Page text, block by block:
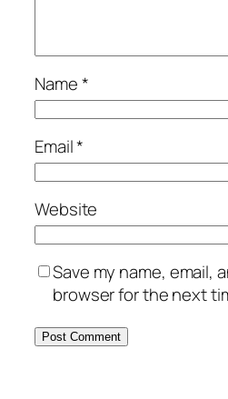
Name*
Email*
Website
Save my name, email,
browser for the next